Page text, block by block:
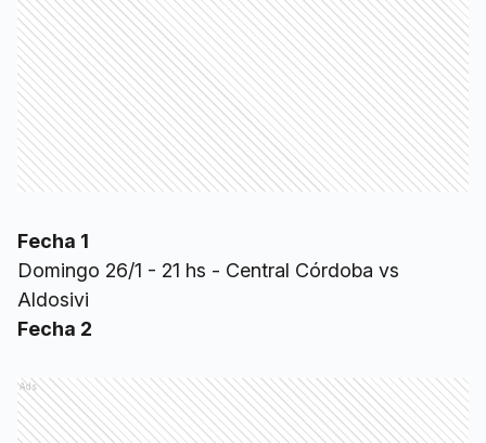
Fecha 1
Domingo 26/1 - 21 hs - Central Córdoba vs
Aldosivi
Fecha 2
Ads